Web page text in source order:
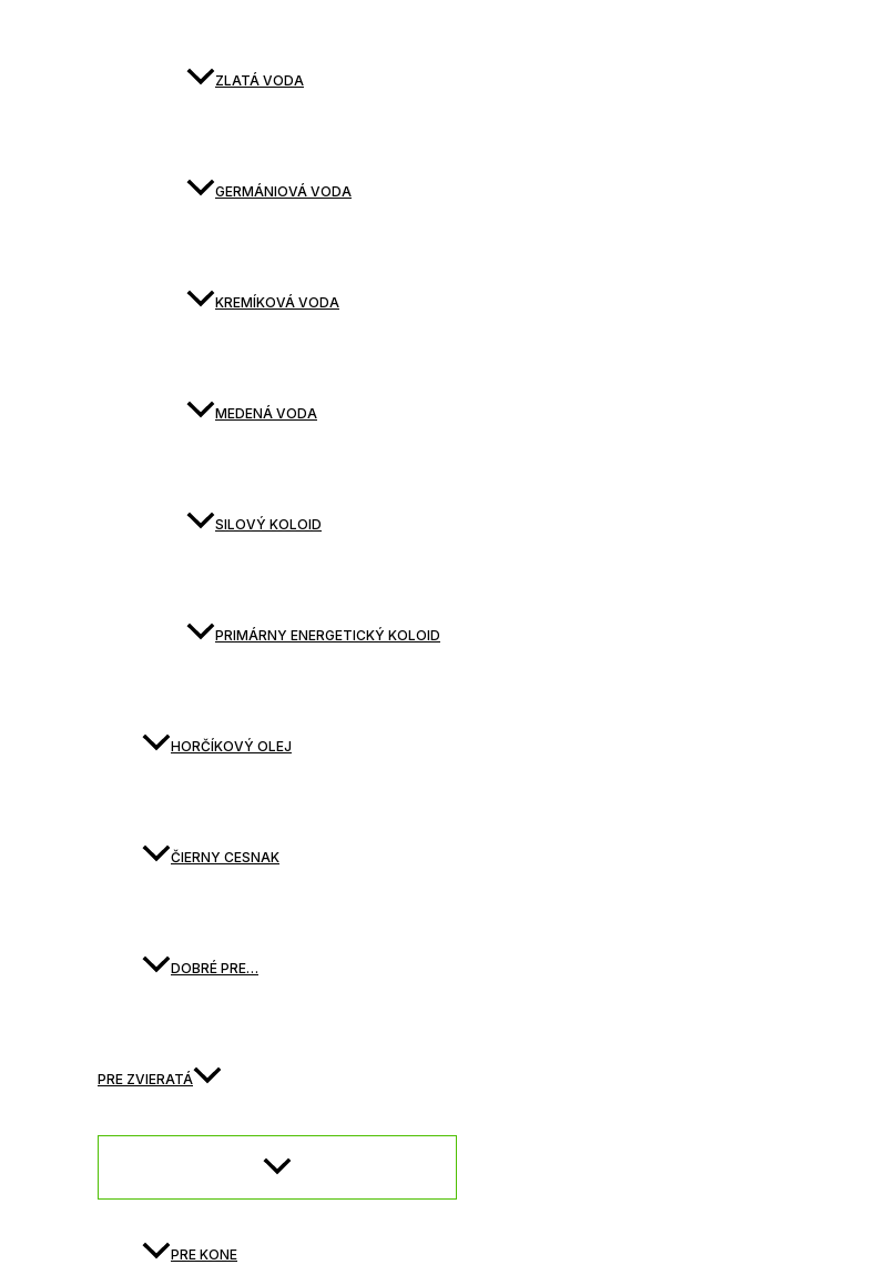
ZLATÁ VODA
GERMÁNIOVÁ VODA
KREMÍKOVÁ VODA
MEDENÁ VODA
SILOVÝ KOLOID
PRIMÁRNY ENERGETICKÝ KOLOID
HORČÍKOVÝ OLEJ
ČIERNY CESNAK
DOBRÉ PRE…
PRE ZVIERATÁ
PRE KONE